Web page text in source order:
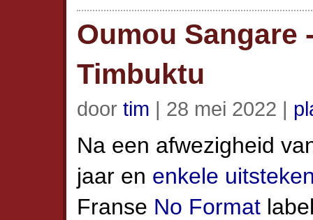
Oumou Sangare
Timbuktu
door tim | 28 mei 2022 |
Na een afwezigheid
jaar en enkele
Franse No Format